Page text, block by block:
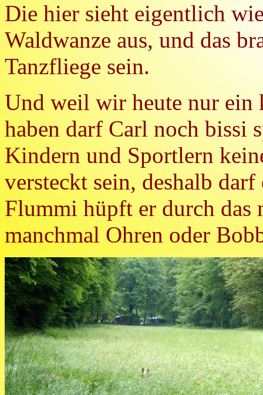
Die hier sieht eigentlich
Waldwanze aus, und das
Tanzfliege sein.
Und weil wir heute nur ein
haben darf Carl noch bissi
Kindern und Sportlern
versteckt sein, deshalb
Flummi hüpft er durch das
manchmal Ohren oder